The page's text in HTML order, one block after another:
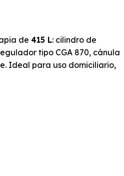
de 415 L: cilindro de
tipo CGA 870, cánula
Ideal para uso domiciliario,